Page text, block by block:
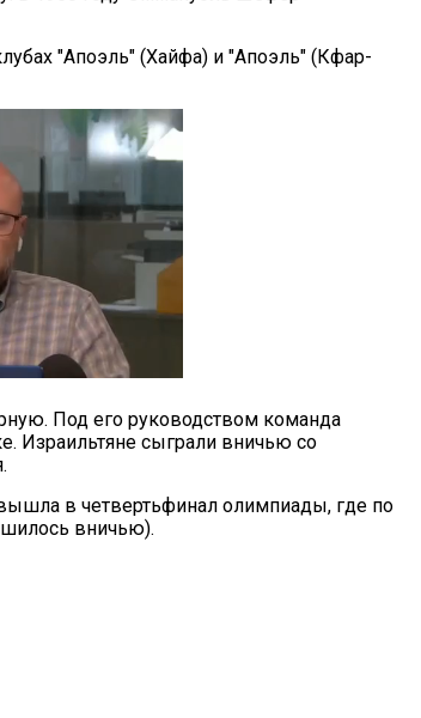
"Апоэль" (Хайфа) и "Апоэль" (Кфар-
Под его руководством команда
Израильтяне сыграли вничью со
в четвертьфинал олимпиады, где по
вничью).